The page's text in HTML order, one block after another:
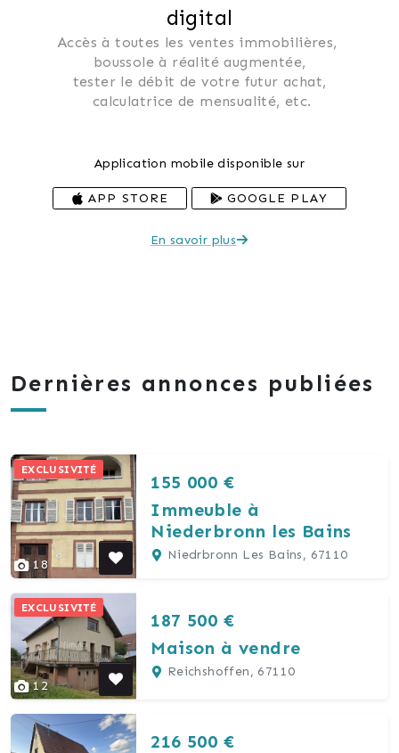
digital
Accès à toutes les ventes immobilières,
boussole à réalité augmentée,
tester le débit de votre futur achat,
calculatrice de mensualité, etc.
Application mobile disponible sur
APP STORE GOOGLE PLAY
En savoir plus
Dernières annonces publiées
18
EXCLUSIVITÉ
155 000 €
Immeuble à
Niederbronn les Bains
Niedrbronn Les Bains, 67110
12
EXCLUSIVITÉ
187 500 €
Maison à vendre
Reichshoffen, 67110
216 500 €